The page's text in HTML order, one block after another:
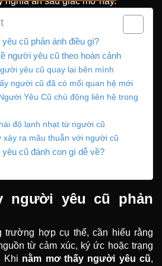
cũ phản ánh điều gì?
người yêu cũ theo hoàn cảnh
yêu cũ quay lại bên mình
người cũ đã có mối quan hệ mới
Yêu Cũ chủ động liên hệ trong
độ lạnh nhạt từ người cũ
xảy ra mâu thuẫn với người cũ
cũ đánh con gì dễ về?
người yêu cũ phản
hợp cụ thể, cần hiểu rằng
từ cảm xúc, ký ức hoặc trạng
Khi nằm mơ thấy người yêu cũ,